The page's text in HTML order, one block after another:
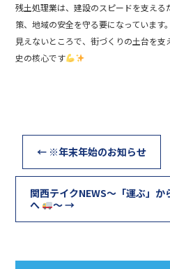
残土処理業は、建設のスピードを支え
策、地域の安全を守る要になっています。
見えないところで、街づくりの土台を
史の核心です
← ※年末年始のお知らせ
関西テイクNEWS～「運ぶ」か
へ
～→